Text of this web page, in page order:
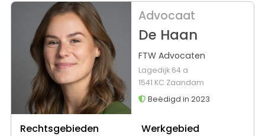
Advocaat
De Haan
FTW Advocaten
Lagedijk 64 a
1541 KC Zaandam
Beëdigd in 2023
Rechtsgebieden Werkgebied